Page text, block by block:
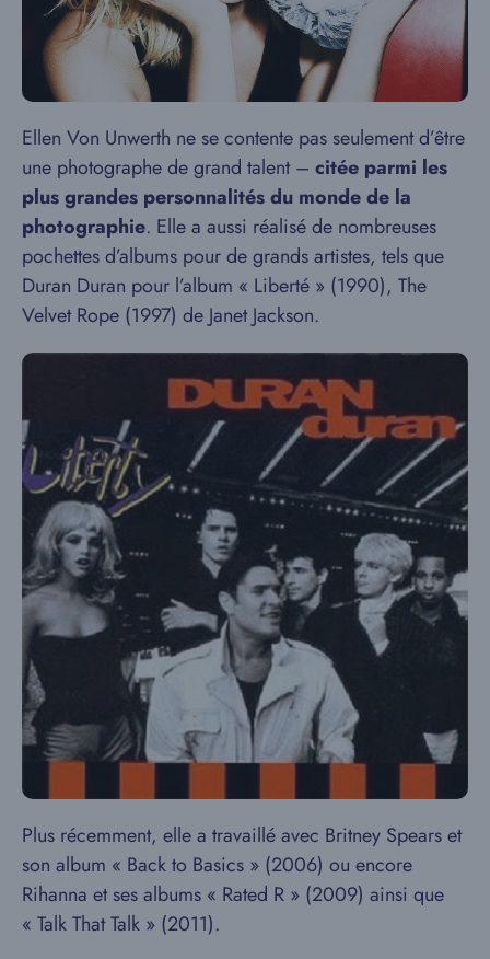
Ellen Von Unwerth ne se contente pas seulement d’être
une photographe de grand talent – citée parmi les
plus grandes personnalités du monde de la
photographie. Elle a aussi réalisé de nombreuses
pochettes d’albums pour de grands artistes, tels que
Duran Duran pour l’album « Liberté » (1990), The
Velvet Rope (1997) de Janet Jackson.
Plus récemment, elle a travaillé avec Britney Spears et
son album « Back to Basics » (2006) ou encore
Rihanna et ses albums « Rated R » (2009) ainsi que
« Talk That Talk » (2011).